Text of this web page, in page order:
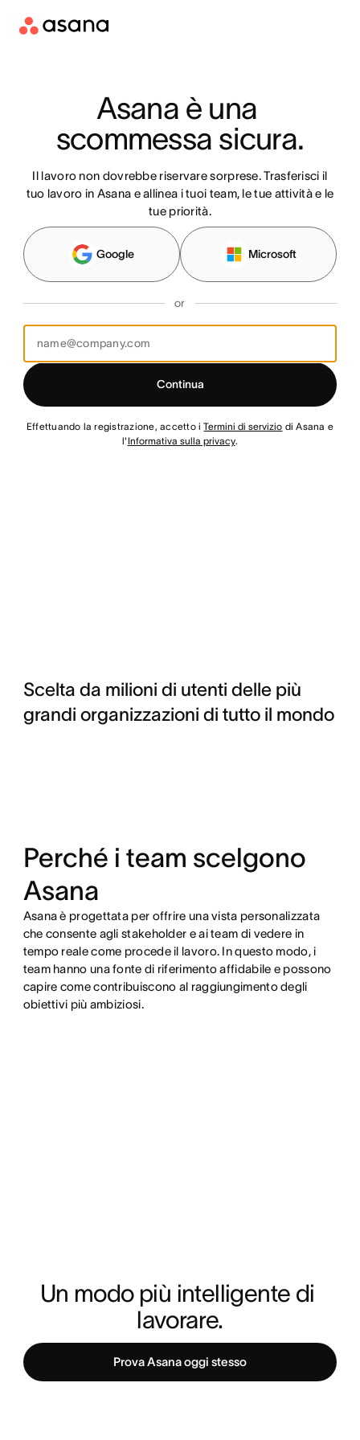
Asana è una
scommessa sicura.
Il lavoro non dovrebbe riservare sorprese. Trasferisci il
tuo lavoro in Asana e allinea i tuoi team, le tue attività e le
tue priorità.
Google Microsoft
or
Continua
Effettuando la registrazione, accetto iTermini di servizio di Asana e
l' Informativa sulla privacy.
Scelta da milioni di utenti delle più
grandi organizzazioni di tutto il mondo
Perché i team scelgono
Asana
Asana è progettata per offrire una vista personalizzata
che consente agli stakeholder e ai team di vedere in
tempo reale come procede il lavoro. In questo modo, i
team hanno una fonte di riferimento affidabile e possono
capire come contribuiscono al raggiungimento degli
obiettivi più ambiziosi.
Un modo più intelligente di
lavorare.
Prova Asana oggi stesso